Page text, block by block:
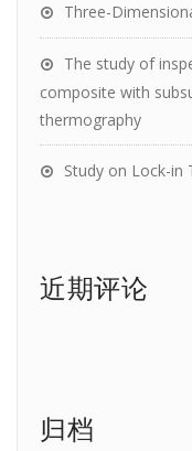
Three-
The study of
composite with
thermography
Study on Lock-
近期评论
归档